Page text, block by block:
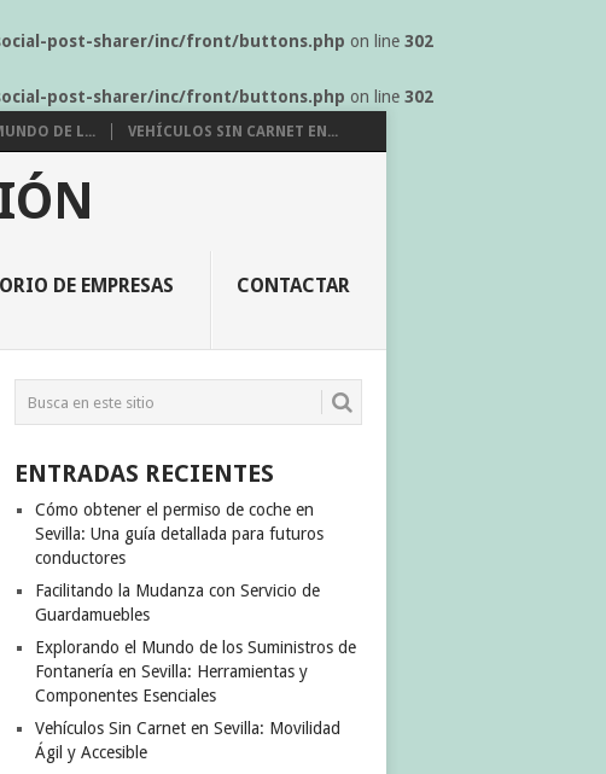
post-sharer/inc/front/buttons.php on line 302
post-sharer/inc/front/buttons.php on line 302
DE L... VEHÍCULOS SIN CARNET EN...
DE EMPRESAS CONTACTAR
ENTRADAS RECIENTES
Cómo obtener el permiso de coche en
Sevilla: Una guía detallada para futuros
conductores
Facilitando la Mudanza con Servicio de
Guardamuebles
Explorando el Mundo de los Suministros de
Fontanería en Sevilla: Herramientas y
Componentes Esenciales
Vehículos Sin Carnet en Sevilla: Movilidad
Ágil y Accesible